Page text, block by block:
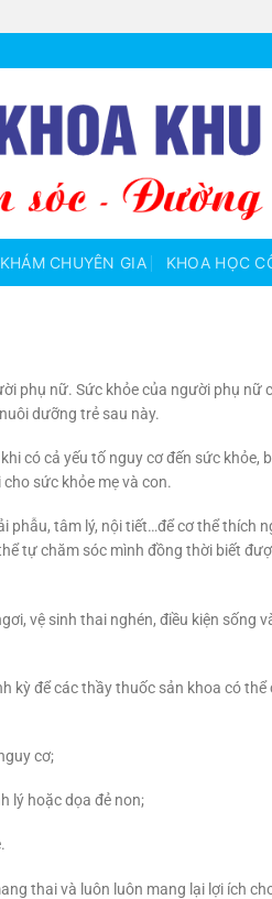
CHUYÊN GIA KHOA HỌC
phụ nữ. Sức khỏe của người phụ nữ
dưỡng trẻ sau này.
có cả yếu tố nguy cơ đến sức khỏe,
sức khỏe mẹ và con.
tâm lý, nội tiết…để cơ thể thích
tự chăm sóc mình đồng thời biết
vệ sinh thai nghén, điều kiện sống
để các thầy thuốc sản khoa có
cơ;
lý hoặc dọa đẻ non;
thai và luôn luôn mang lại lợi ích